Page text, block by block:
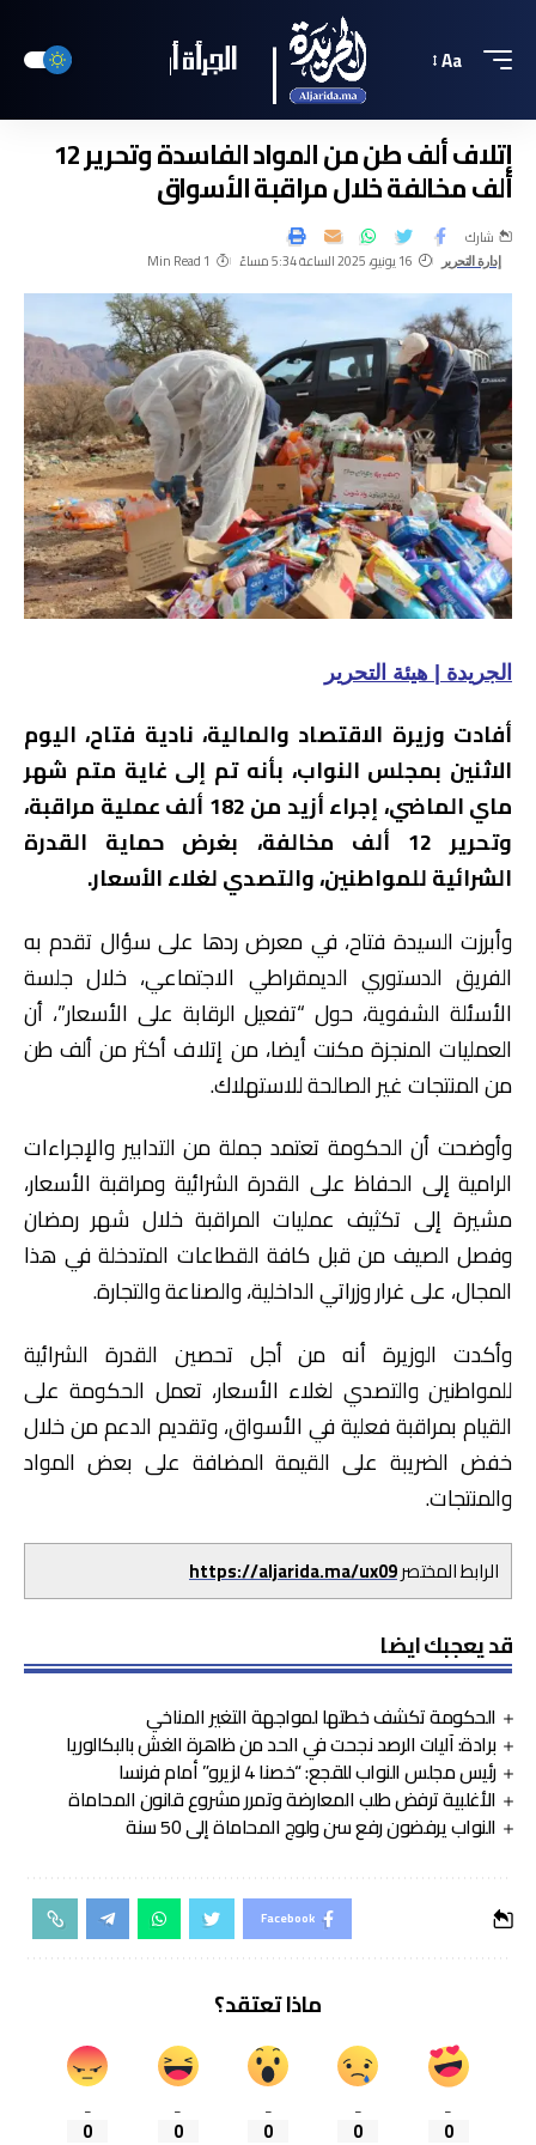
Aa
إتلاف ألف طن من المواد الفاسدة وتحرير 12
ألف مخالفة خلال مراقبة الأسواق
إدارة التحرير 16 يونيو، 2025 الساعة 5:34 مساءً 1 Min Read
شارك
الجريدة | هيئة التحرير
أفادت وزيرة الاقتصاد والمالية، نادية فتاح، اليوم
الاثنين بمجلس النواب، بأنه تم إلى غاية متم شهر
ماي الماضي، إجراء أزيد من 182 ألف عملية مراقبة،
وتحرير 12 ألف مخالفة، بغرض حماية القدرة
الشرائية للمواطنين، والتصدي لغلاء الأسعار.
وأبرزت السيدة فتاح، في معرض ردها على سؤال تقدم به
الفريق الدستوري الديمقراطي الاجتماعي، خلال جلسة
الأسئلة الشفوية، حول “تفعيل الرقابة على الأسعار”، أن
العمليات المنجزة مكنت أيضا، من إتلاف أكثر من ألف طن
من المنتجات غير الصالحة للاستهلاك.
وأوضحت أن الحكومة تعتمد جملة من التدابير والإجراءات
الرامية إلى الحفاظ على القدرة الشرائية ومراقبة الأسعار،
مشيرة إلى تكثيف عمليات المراقبة خلال شهر رمضان
وفصل الصيف من قبل كافة القطاعات المتدخلة في هذا
المجال، على غرار وزراتي الداخلية، والصناعة والتجارة.
وأكدت الوزيرة أنه من أجل تحصين القدرة الشرائية
للمواطنين والتصدي لغلاء الأسعار، تعمل الحكومة على
القيام بمراقبة فعلية في الأسواق، وتقديم الدعم من خلال
خفض الضريبة على القيمة المضافة على بعض المواد
والمنتجات.
الرابط المختصرhttps://aljarida.ma/ux09
قد يعجبك ايضا
الحكومة تكشف خطتها لمواجهة التغير المناخي
برادة: آليات الرصد نجحت في الحد من ظاهرة الغش بالبكالوريا
رئيس مجلس النواب للقجع: “خصنا 4 لزيرو” أمام فرنسا
الأغلبية ترفض طلب المعارضة وتمرر مشروع قانون المحاماة
النواب يرفضون رفع سن ولوج المحاماة إلى 50 سنة
Facebook
ماذا تعتقد؟
_
0
_
0
_
0
_
0
_
0